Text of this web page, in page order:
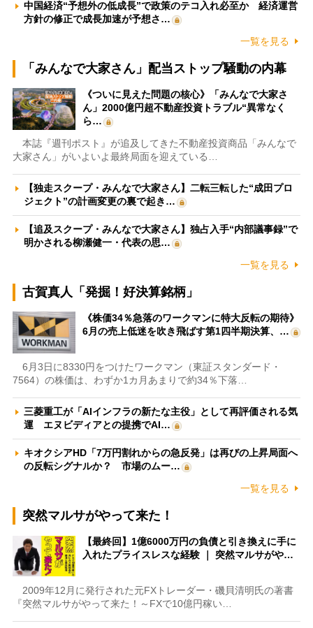
中国経済“予想外の低成長”で政策のテコ入れ必至か 経済運営
方針の修正で成長加速が予想さ…
一覧を見る
「みんなで大家さん」配当ストップ騒動の内幕
《ついに見えた問題の核心》「みんなで大家さ
ん」2000億円超不動産投資トラブル“異常なく
ら…
本誌『週刊ポスト』が追及してきた不動産投資商品「みんなで
大家さん」がいよいよ最終局面を迎えている…
【独走スクープ・みんなで大家さん】二転三転した“成田プロ
ジェクト”の計画変更の裏で起き…
【追及スクープ・みんなで大家さん】独占入手“内部議事録”で
明かされる柳瀬健一・代表の思…
一覧を見る
古賀真人「発掘！好決算銘柄」
《株価34％急落のワークマンに特大反転の期待》
6月の売上低迷を吹き飛ばす第1四半期決算、…
6月3日に8330円をつけたワークマン（東証スタンダード・
7564）の株価は、わずか1カ月あまりで約34％下落…
三菱重工が「AIインフラの新たな主役」として再評価される気
運 エヌビディアとの提携でAI…
キオクシアHD「7万円割れからの急反発」は再びの上昇局面へ
の反転シグナルか？ 市場のムー…
一覧を見る
突然マルサがやって来た！
【最終回】1億6000万円の負債と引き換えに手に
入れたプライスレスな経験 ｜ 突然マルサがや…
2009年12月に発行された元FXトレーダー・磯貝清明氏の著書
『突然マルサがやって来た！～FXで10億円稼い…